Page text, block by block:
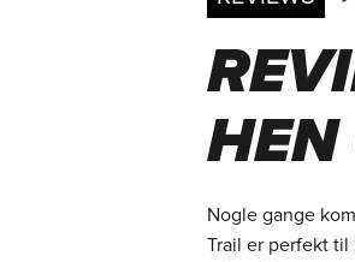
HEN
Nogle gange
Trail er perfekt